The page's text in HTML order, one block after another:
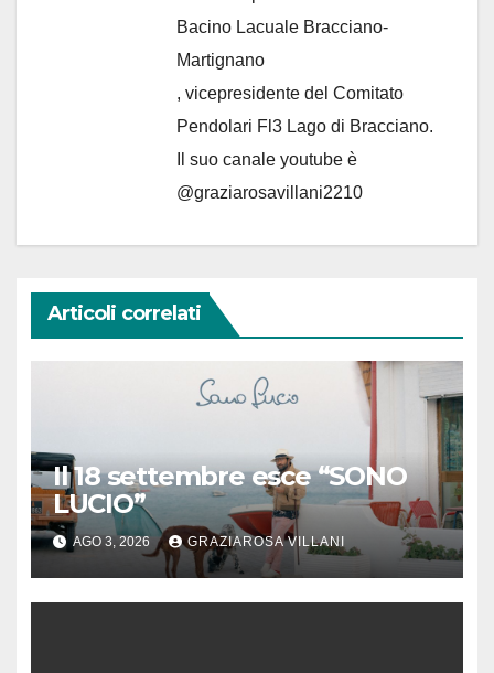
Bacino Lacuale Bracciano-
Martignano
, vicepresidente del Comitato
Pendolari Fl3 Lago di Bracciano.
Il suo canale youtube è
@graziarosavillani2210
Articoli correlati
Il 18 settembre esce “SONO
LUCIO”
AGO 3, 2026 GRAZIAROSA VILLANI